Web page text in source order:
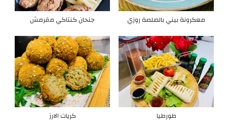
معكرونة بيني بالصلصة روزي جنحان كنتاكي مقرمش
طورطيا كريات الارز